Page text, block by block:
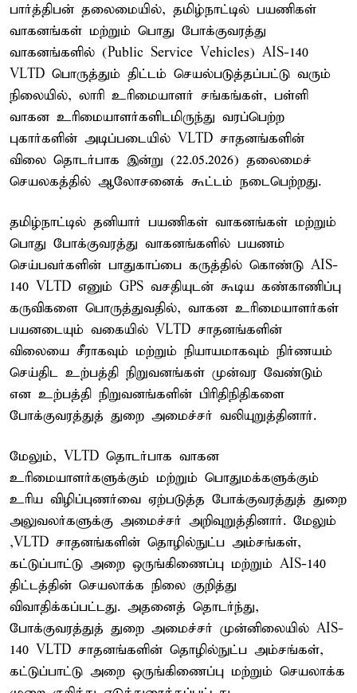
பார்த்திபன் தலைமையில், தமிழ்நாட்டில் பயணிகள்
வாகனங்கள் மற்றும் பொது போக்குவரத்து
வாகனங்களில் (Public Service Vehicles) AIS-140
VLTD பொருத்தும் திட்டம் செயல்படுத்தப்பட்டு வரும்
நிலையில், லாரி உரிமையாளர் சங்கங்கள், பள்ளி
வாகன உரிமையாளர்களிடமிருந்து வரப்பெற்ற
புகார்களின் அடிப்படையில் VLTD சாதனங்களின்
விலை தொடர்பாக இன்று (22.05.2026) தலைமைச்
செயலகத்தில் ஆலோசனைக் கூட்டம் நடைபெற்றது.
தமிழ்நாட்டில் தனியார் பயணிகள் வாகனங்கள் மற்றும்
பொது போக்குவரத்து வாகனங்களில் பயணம்
செய்பவர்களின் பாதுகாப்பை கருத்தில் கொண்டு AIS-
140 VLTD எனும் GPS வசதியுடன் கூடிய கண்காணிப்பு
கருவிகளை பொருத்துவதில், வாகன உரிமையாளர்கள்
பயனடையும் வகையில் VLTD சாதனங்களின்
விலையை சீராகவும் மற்றும் நியாயமாகவும் நிர்ணயம்
செய்திட உற்பத்தி நிறுவனங்கள் முன்வர வேண்டும்
என உற்பத்தி நிறுவனங்களின் பிரிதிநிதிகளை
போக்குவரத்துத் துறை அமைச்சர் வலியுறுத்தினார்.
மேலும், VLTD தொடர்பாக வாகன
உரிமையாளர்களுக்கும் மற்றும் பொதுமக்களுக்கும்
உரிய விழிப்புணர்வை ஏற்படுத்த போக்குவரத்துத் துறை
அலுவலர்களுக்கு அமைச்சர் அறிவுறுத்தினார். மேலும்
,VLTD சாதனங்களின் தொழில்நுட்ப அம்சங்கள்,
கட்டுப்பாட்டு அறை ஒருங்கிணைப்பு மற்றும் AIS-140
திட்டத்தின் செயலாக்க நிலை குறித்து
விவாதிக்கப்பட்டது. அதனைத் தொடர்ந்து,
போக்குவரத்துத் துறை அமைச்சர் முன்னிலையில் AIS-
140 VLTD சாதனங்களின் தொழில்நுட்ப அம்சங்கள்,
கட்டுப்பாட்டு அறை ஒருங்கிணைப்பு மற்றும் செயலாக்க